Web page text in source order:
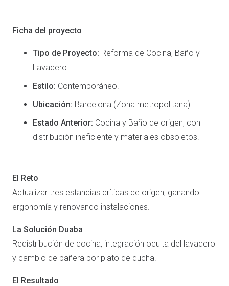
Ficha del proyecto
Tipo de Proyecto: Reforma de Cocina, Baño y
Lavadero.
Estilo: Contemporáneo.
Ubicación: Barcelona (Zona metropolitana).
Estado Anterior: Cocina y Baño de origen, con
distribución ineficiente y materiales obsoletos.
El Reto
Actualizar tres estancias críticas de origen, ganando
ergonomía y renovando instalaciones.
La Solución Duaba
Redistribución de cocina, integración oculta del lavadero
y cambio de bañera por plato de ducha.
El Resultado